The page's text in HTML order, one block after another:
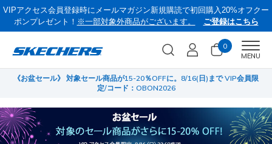
VIPアクセス会員登録時にメールマガジン新規購読で初回購入20%オフクー
ポンプレゼント！ ※一部対象外商品がございます。 ご登録はこちら
0
MENU
サマーセール第2弾！クリアランスでサンダルやスリップインズがさらにお
買い得に！